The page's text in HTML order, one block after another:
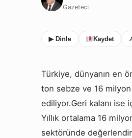
Gazeteci
▶ Dinle Kaydet
Türkiye, dünyanın en
ton sebze ve 16
ediliyor.Geri kalanı ise
Yıllık ortalama 16
sektöründe